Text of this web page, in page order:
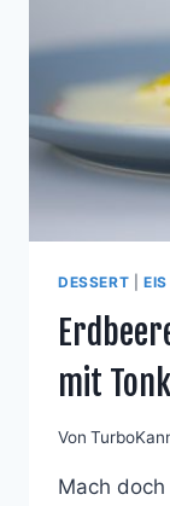
DESSERT EIS
mit
Von
Mach